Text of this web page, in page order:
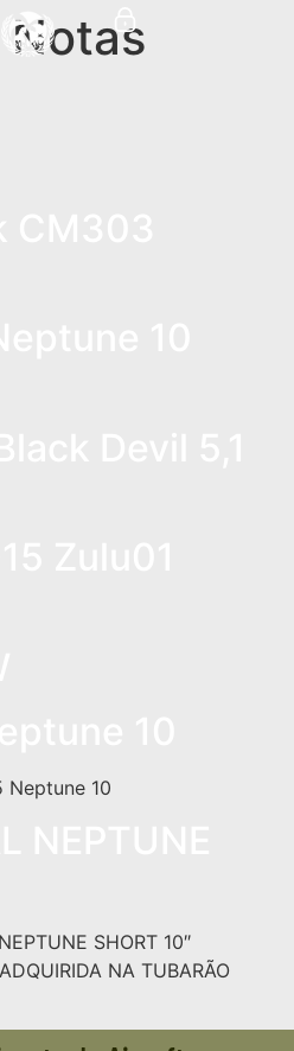
Notas
Neptune 10
SHORT 10″
NA TUBARÃO